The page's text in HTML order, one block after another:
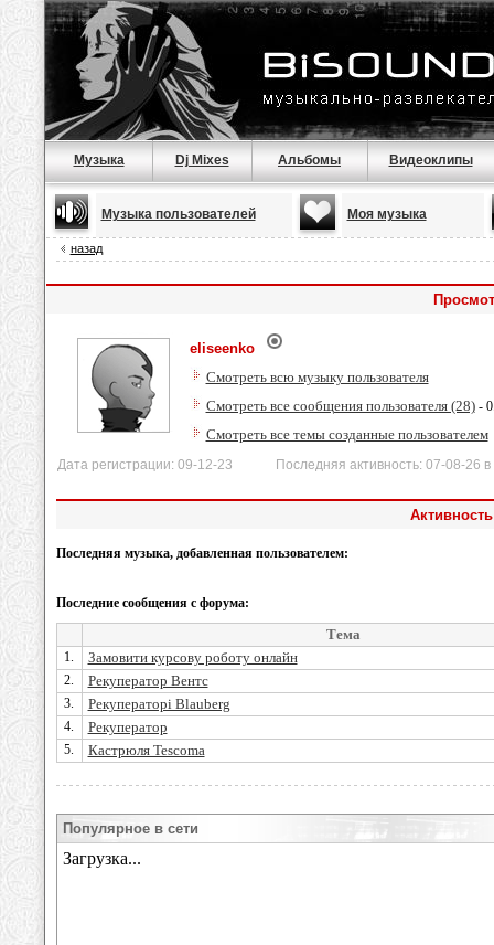
Музыка Dj Mixes Альбомы Видеоклипы
Музыка пользователей Моя музыка
назад
eliseenko
Смотреть всю музыку пользователя
Смотреть все сообщения пользователя (28)-
Смотреть все темы созданные пользователем
Дата регистрации: 09-12-23 Последняя активность: 07-08-26 в
Последняя музыка, добавленная пользователем:
Последние сообщения с форума:
Тема
1. Замовити курсову роботу онлайн
2. Рекуператор Вентс
3. Рекуператорі Blauberg
4. Рекуператор
5. Кастрюля Tescoma
Популярное в сети